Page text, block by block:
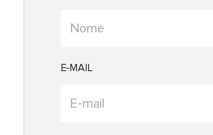
E-MAIL